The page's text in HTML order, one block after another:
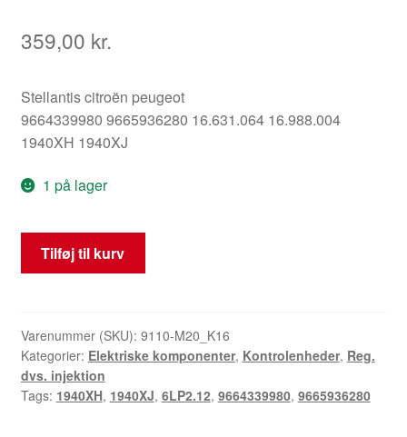
359,00 kr.
Stellantis citroën peugeot
9664339980 9665936280 16.631.064 16.988.004
1940XH 1940XJ
1 på lager
Styreenhed
IAW
9665936280
antal
Tilføj til kurv
Varenummer (SKU): 9110-M20_K16
Kategorier: Elektriske komponenter, Kontrolenheder, Reg.
dvs. injektion
Tags: 1940XH, 1940XJ, 6LP2.12, 9664339980, 9665936280